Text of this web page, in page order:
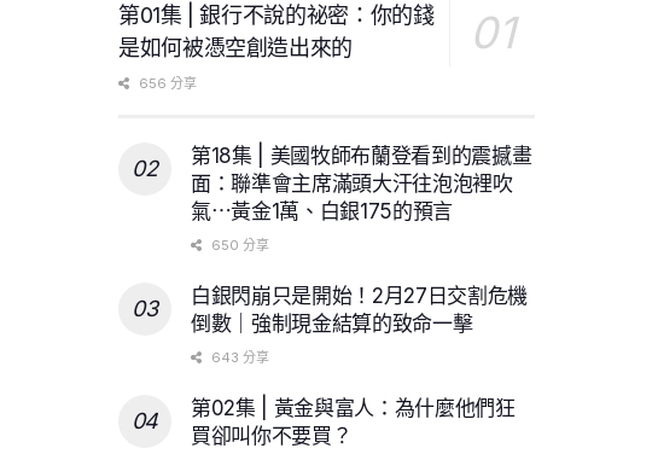
第01集 | 銀行不說的祕密：你的錢
是如何被憑空創造出來的
656 分享
第18集 | 美國牧師布蘭登看到的震撼畫
面：聯準會主席滿頭大汗往泡泡裡吹
氣⋯黃金1萬、白銀175的預言
650 分享
白銀閃崩只是開始！2月27日交割危機
倒數｜強制現金結算的致命一擊
643 分享
第02集 | 黃金與富人：為什麼他們狂
買卻叫你不要買？